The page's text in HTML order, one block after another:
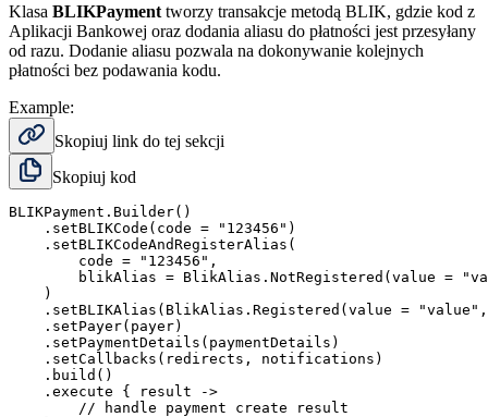
Klasa BLIKPayment tworzy transakcje metodą BLIK, gdzie kod z
Aplikacji Bankowej oraz dodania aliasu do płatności jest przesyłany
od razu. Dodanie aliasu pozwala na dokonywanie kolejnych
płatności bez podawania kodu.
Example:
Skopiuj link do tej sekcji
Skopiuj kod
BLIKPayment.Builder()
    .setBLIKCode(code = "123456")
    .setBLIKCodeAndRegisterAlias(
        code = "123456",
blikAlias = BlikAlias.NotRegistered(value =
    )
.setBLIKAlias(BlikAlias.Registered(value =
    .setPayer(payer)
    .setPaymentDetails(paymentDetails)
    .setCallbacks(redirects, notifications)
    .build()
    .execute { result ->
        // handle payment create result